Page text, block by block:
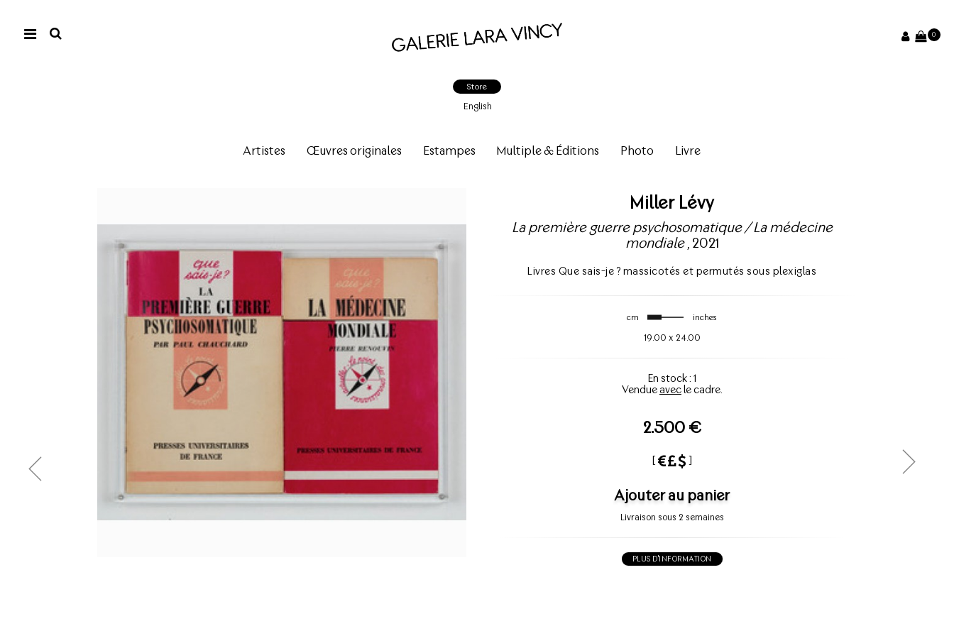
0
Store
English
Artistes Œuvres originales Estampes Multiple & Éditions Photo Livre
Miller Lévy
La première guerre psychosomatique / La médecine
mondiale, 2021
Livres Que sais-je ? massicotés et permutés sous plexiglas
cm inches
19.00 x 24.00
En stock : 1
Vendueavecle cadre.
2.500 €
[ ]
Ajouter au panier
Livraison sous 2 semaines
PLUS D'INFORMATION